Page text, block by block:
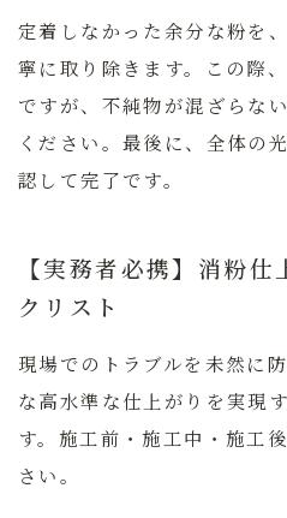
定着しなかった余分な粉を
寧に取り除きます。この際
ですが、不純物が混ざらな
ください。最後に、全体の
認して完了です。
【実務者必携】消粉
クリスト
現場でのトラブルを未然に
な高水準な仕上がりを実現
す。施工前・施工中・施工
さい。